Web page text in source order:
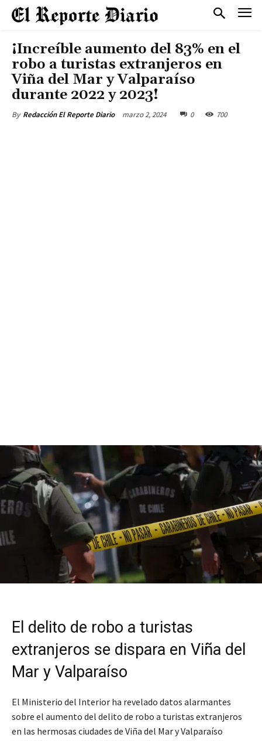
¡Increíble aumento del 83% en el
robo a turistas extranjeros en
Viña del Mar y Valparaíso
durante 2022 y 2023!
By Redacción El Reporte Diario marzo 2, 2024 0 700
El delito de robo a turistas
extranjeros se dispara en Viña del
Mar y Valparaíso
El Ministerio del Interior ha revelado datos alarmantes
sobre el aumento del delito de robo a turistas extranjeros
en las hermosas ciudades de Viña del Mar y Valparaíso